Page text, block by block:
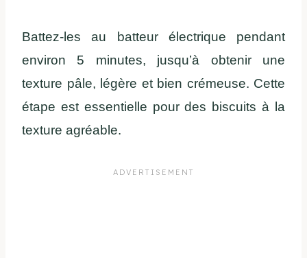
Battez-les au batteur électrique pendant
environ 5 minutes, jusqu’à obtenir une
texture pâle, légère et bien crémeuse. Cette
étape est essentielle pour des biscuits à la
texture agréable.